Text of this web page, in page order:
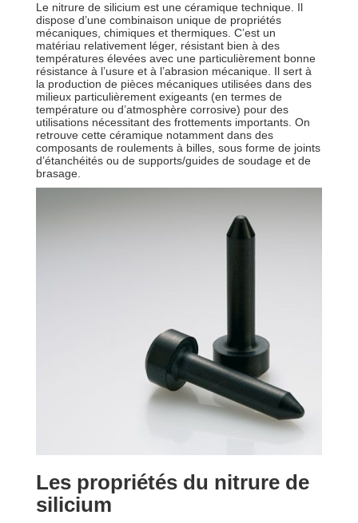
Le nitrure de silicium est une céramique technique. Il
dispose d’une combinaison unique de propriétés
mécaniques, chimiques et thermiques. C’est un
matériau relativement léger, résistant bien à des
températures élevées avec une particulièrement bonne
résistance à l’usure et à l’abrasion mécanique. Il sert à
la production de pièces mécaniques utilisées dans des
milieux particulièrement exigeants (en termes de
température ou d’atmosphère corrosive) pour des
utilisations nécessitant des frottements importants. On
retrouve cette céramique notamment dans des
composants de roulements à billes, sous forme de joints
d’étanchéités ou de supports/guides de soudage et de
brasage.
Les propriétés du nitrure de
silicium